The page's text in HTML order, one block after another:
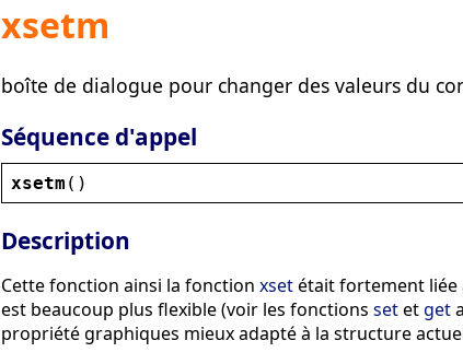
xsetm
boîte de dialogue pour changer des valeurs du
Séquence d'appel
xsetm ()
Description
Cette fonction ainsi la fonction xsetétait fortement liée
est beaucoup plus flexible (voir les fonctions setetget
propriété graphiques mieux adapté à la structure